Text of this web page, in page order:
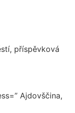
příspěvková
Ajdovščina,